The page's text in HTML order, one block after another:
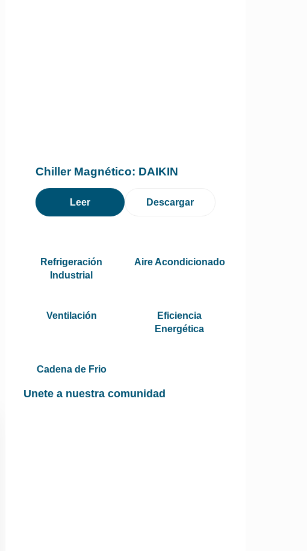
Chiller Magnético: DAIKIN
Leer Descargar
Refrigeración
Industrial
Aire Acondicionado
Ventilación
Eficiencia
Energética
Cadena de Frio
Unete a nuestra comunidad